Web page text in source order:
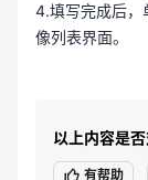
4.填写完成后，
像列表界面。
以上内容是否
有帮助